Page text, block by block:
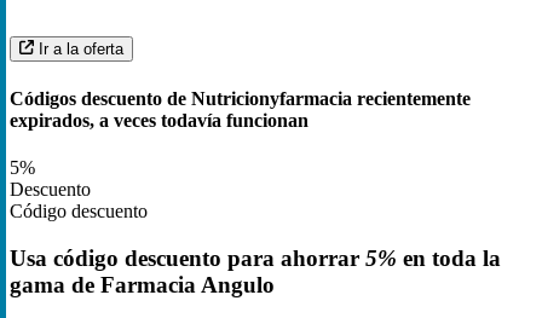
Ir a la oferta
Códigos descuento de Nutricionyfarmacia recientemente
expirados, a veces todavía funcionan
5%
Descuento
Código descuento
Usa código descuento para ahorrar 5% en toda la
gama de Farmacia Angulo